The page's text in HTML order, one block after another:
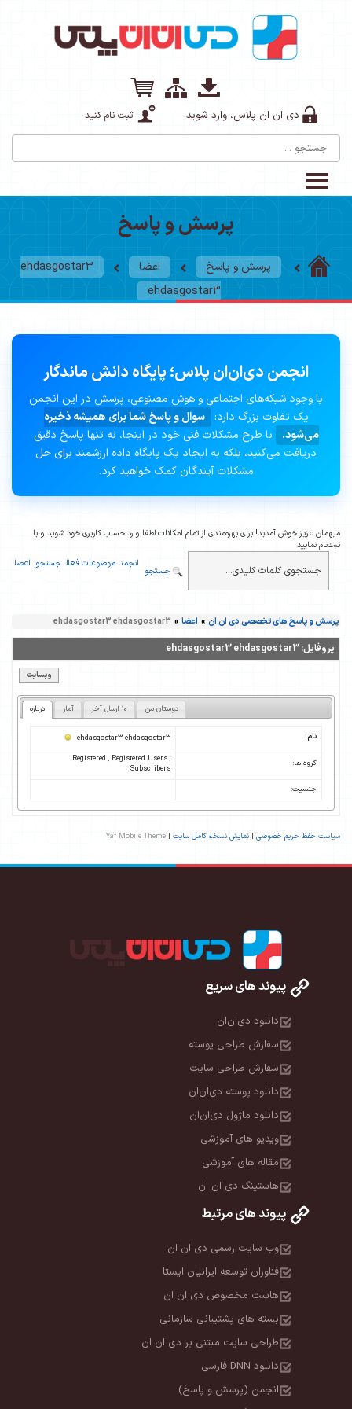
دی ان ان پلاس، وارد شوید ثبت نام کنید
پرسش و پاسخ
پرسش و پاسخ اعضا
ehdasgostar3
ehdasgostar3
انجمن دی‌ان‌ان پلاس؛ پایگاه دانش ماندگار
با وجود شبکه‌های اجتماعی و هوش مصنوعی، پرسش در این انجمن
یک تفاوت بزرگ دارد: سوال و پاسخ شما برای همیشه ذخیره
می‌شود.
با طرح مشکلات فنی خود در اینجا، نه تنها پاسخ دقیق
دریافت می‌کنید، بلکه به ایجاد یک پایگاه داده ارزشمند برای حل
مشکلات آیندگان کمک خواهید کرد.
میهمان عزیز خوش آمدید! برای بهره‌مندی از تمام امکانات لطفا وارد حساب کاربری خود شوید و یا
ثبت‌نام نمایید
انجمن موضوعات فعال جستجو اعضا
جستجو
پرسش و پاسخ های تخصصی دی ان ان » اعضا »
ehdasgostar3 ehdasgostar3
پروفایل:ehdasgostar3 ehdasgostar3
وبسایت
درباره آمار 10 ارسال آخر دوستان من
نام: ehdasgostar3 ehdasgostar3
گروه ها:
Registered , Registered Users ,
Subscribers
جنسیت:
سیاست حفظ حریم خصوصی | نمایش نسخه کامل سایت |
Yaf Mobile Theme
پیوند های سریع
دانلود دی‌ان‌ان
سفارش طراحی پوسته
سفارش طراحی سایت
دانلود پوسته دی‌ان‌ان
دانلود ماژول دی‌ان‌ان
ویدیو های آموزشی
مقاله های آموزشی
هاستینگ دی ان ان
پیوند های مرتبط
وب سایت رسمی دی ان ان
فناوران توسعه ایرانیان ایستا
هاست مخصوص دی ان ان
بسته های پشتیبانی سازمانی
طراحی سایت مبتنی بر دی ان ان
دانلود DNN فارسی
انجمن (پرسش و پاسخ)